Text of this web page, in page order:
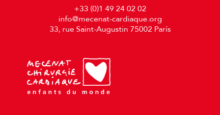
+33 (0)1 49 24 02 02
info@mecenat-cardiaque.org
33, rue Saint-Augustin 75002 París